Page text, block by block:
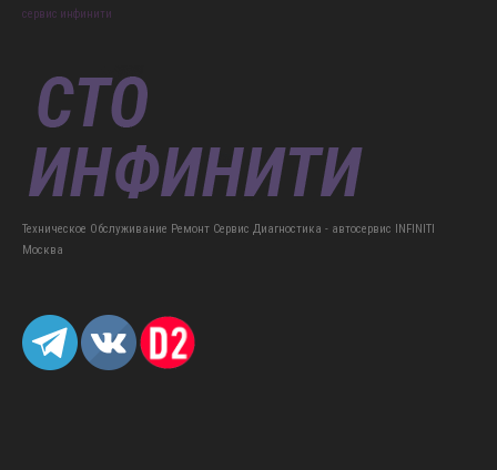
сервис инфинити
Техническое Обслуживание Ремонт Сервис Диагностика - автосервис INFINITI
Москва